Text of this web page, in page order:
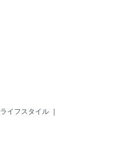
ライフスタイル ｜